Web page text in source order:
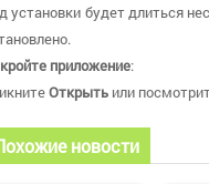
установки будет длиться
приложение:
Открыть или
новости